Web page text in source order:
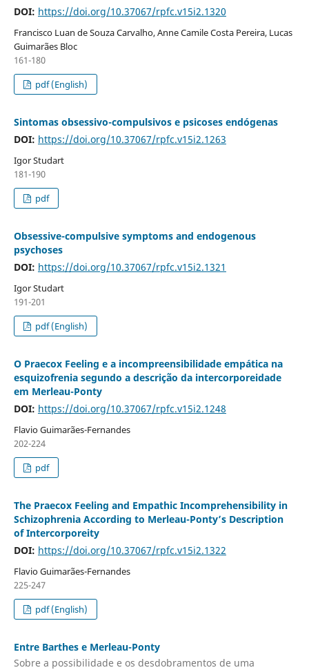
DOI: https://doi.org/10.37067/rpfc.v15i2.1320
Francisco Luan de Souza Carvalho, Anne Camile Costa Pereira, Lucas
Guimarães Bloc
161-180
pdf (English)
Sintomas obsessivo-compulsivos e psicoses endógenas
DOI: https://doi.org/10.37067/rpfc.v15i2.1263
Igor Studart
181-190
pdf
Obsessive-compulsive symptoms and endogenous
psychoses
DOI: https://doi.org/10.37067/rpfc.v15i2.1321
Igor Studart
191-201
pdf (English)
O Praecox Feeling e a incompreensibilidade empática na
esquizofrenia segundo a descrição da intercorporeidade
em Merleau-Ponty
DOI: https://doi.org/10.37067/rpfc.v15i2.1248
Flavio Guimarães-Fernandes
202-224
pdf
The Praecox Feeling and Empathic Incomprehensibility in
Schizophrenia According to Merleau-Ponty’s Description
of Intercorporeity
DOI: https://doi.org/10.37067/rpfc.v15i2.1322
Flavio Guimarães-Fernandes
225-247
pdf (English)
Entre Barthes e Merleau-Ponty
Sobre a possibilidade e os desdobramentos de uma